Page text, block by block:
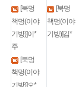
[북멍
책멍(이야
기방)]이*
주
[북멍
책멍(이야
[북멍
책멍(이야
기방)]김*